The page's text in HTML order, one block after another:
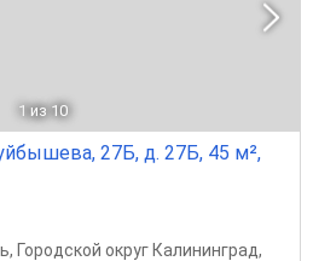
1 из 10
27Б, д. 27Б, 45 м²,
, Городской округ Калининград,